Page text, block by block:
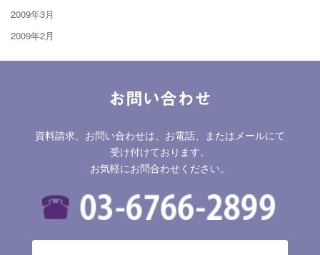
2009年3月
2009年2月
お問い合わせ
資料請求、お問い合わせは、お電話、またはメールにて
受け付けております。
お気軽にお問合わせください。